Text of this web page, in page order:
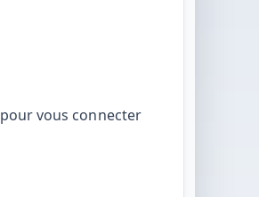
pour vous connecter